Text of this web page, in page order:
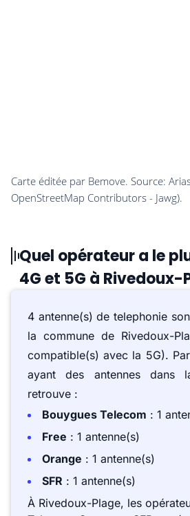
Quel opérateur a le
4G et 5G à Rivedoux-
4 antenne(s) de telephonie
la commune de Rivedoux-
compatible(s) avec la 5G).
ayant des antennes dans
retrouve :
Bouygues Telecom : 1
Free : 1 antenne(s)
Orange : 1 antenne(s)
SFR : 1 antenne(s)
À Rivedoux-Plage, les